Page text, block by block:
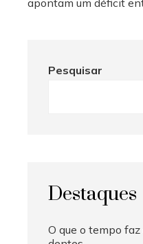
apontam um déficit
Pesquisar
Destaques
O que o tempo